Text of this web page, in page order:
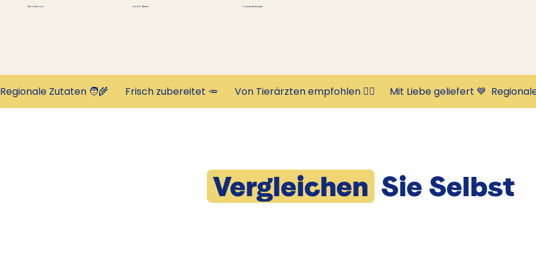
Revolutionär mit 4,9 Sternen Tausende Kunden
Regionale Zutaten 🧑‍🌾       Frisch zubereitet 🥕       Von Tierärzten empfohlen 👩‍⚕️      Mit Liebe geliefert 💙
Vergleichen Sie Selbst